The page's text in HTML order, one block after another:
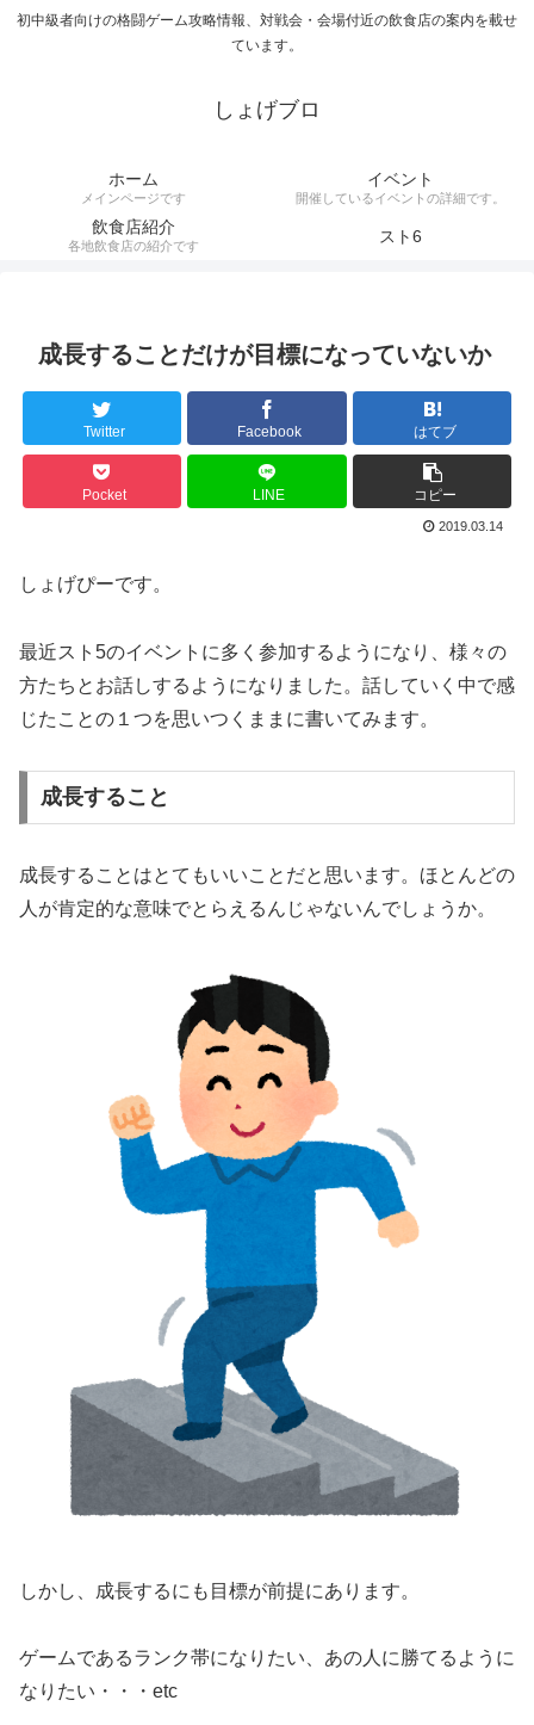
初中級者向けの格闘ゲーム攻略情報、対戦会・会場付近の飲食店の案内を載せ
ています。
しょげブロ
ホーム
メインページです
イベント
開催しているイベントの詳細です。
飲食店紹介
各地飲食店の紹介です スト6
成長することだけが目標になっていないか
Twitter Facebook はてブ
Pocket LINE コピー
2019.03.14
しょげぴーです。
最近スト5のイベントに多く参加するようになり、様々の
方たちとお話しするようになりました。話していく中で感
じたことの１つを思いつくままに書いてみます。
成長すること
成長することはとてもいいことだと思います。ほとんどの
人が肯定的な意味でとらえるんじゃないんでしょうか。
しかし、成長するにも目標が前提にあります。
ゲームであるランク帯になりたい、あの人に勝てるように
なりたい・・・etc